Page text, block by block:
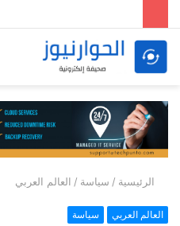
الرئيسية / سياسة / العالم العربي
العالم العربي سياسة